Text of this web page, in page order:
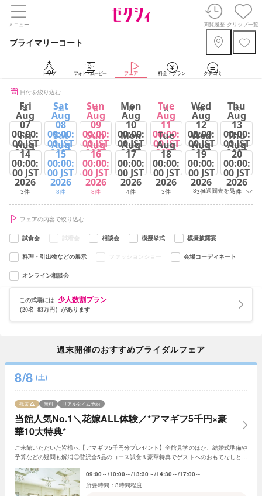
メニュー 閲覧履歴 クリップ一覧
ブライマリーコート
トップ フォト・ムービー フェア 料金・プラン クチコミ
日付を絞り込む
金 土 日 月 火 水 木
Fri
Aug
07
00:00:
00 JST
2026
3件
Sat
Aug
08
00:00:
00 JST
2026
8件
Sun
Aug
09
00:00:
00 JST
2026
8件
Mon
Aug
10
00:00:
00 JST
2026
4件
Tue
Aug
11
00:00:
00 JST
2026
8件
Wed
Aug
12
00:00:
00 JST
2026
3件
Thu
Aug
13
00:00:
00 JST
2026
3件
Fri
Aug
14
00:00:
00 JST
2026
3件
Sat
Aug
15
00:00:
00 JST
2026
8件
Sun
Aug
16
00:00:
00 JST
2026
8件
Mon
Aug
17
00:00:
00 JST
2026
4件
Tue
Aug
18
00:00:
00 JST
2026
3件
Wed
Aug
19
00:00:
00 JST
2026
3件
Thu
Aug
20
00:00:
00 JST
2026
3件
3～4週間先を見る
フェアの内容で絞り込む
試食会 試着会 相談会 模擬挙式 模擬披露宴
料理・引出物などの展示 ファッションショー 会場コーディネート
オンライン相談会
この式場には 少人数割プラン
（20名 83万円）があります
週末開催のおすすめブライダルフェア
8/8 (土)
当館人気No.1＼花嫁ALL体験／*アマギフ5千円×豪
華10大特典*
残席 無料 リアルタイム予約
ご来館いただいた皆様へ【アマギフ5千円分プレゼント】全館見学のほか、結婚式準備や
予算などの疑問も解消◎贅沢全5品のコース試食＆豪華特典でゲストへのおもてなしと憧
09:00～ 10:00～ 13:30～ 14:30～ 17:00～
3時間程度